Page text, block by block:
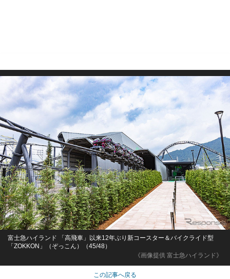
《画像提供 富士急ハイランド》
富士急ハイランド 「高飛車」以来12年ぶり新コースター＆バイクライド型
「ZOKKON」（ぞっこん）（45/48）
この記事へ戻る